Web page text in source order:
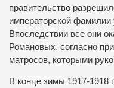
правительство
императорской
Впоследствии все они
Романовых, согласно
матросов, которыми
В конце зимы 1917-1918